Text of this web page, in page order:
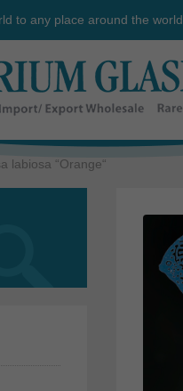
to any place around the world
labiosa “Orange“